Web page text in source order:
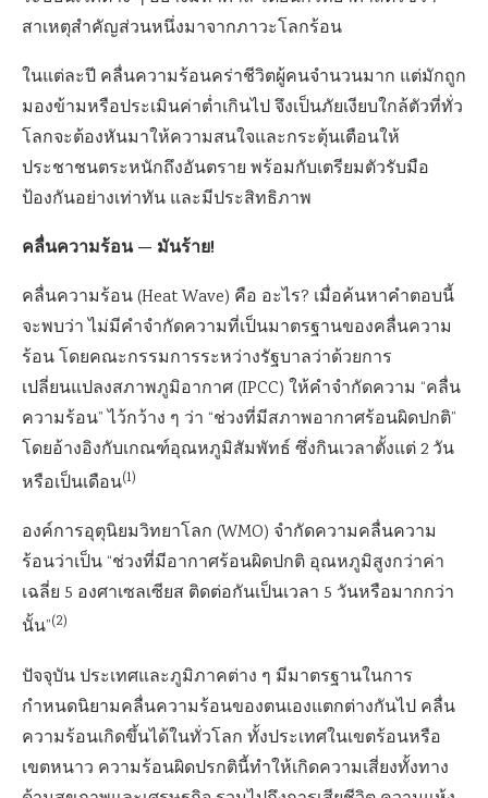
สาเหตุสำคัญส่วนหนึ่งมาจากภาวะโลกร้อน
ในแต่ละปี คลื่นความร้อนคร่าชีวิตผู้คนจำนวนมาก แต่มักถูก
มองข้ามหรือประเมินค่าต่ำเกินไป จึงเป็นภัยเงียบใกล้ตัวที่ทั่ว
โลกจะต้องหันมาให้ความสนใจและกระตุ้นเตือนให้
ประชาชนตระหนักถึงอันตราย พร้อมกับเตรียมตัวรับมือ
ป้องกันอย่างเท่าทัน และมีประสิทธิภาพ
คลื่นความร้อน — มันร้าย!
คลื่นความร้อน (Heat Wave) คือ อะไร? เมื่อค้นหาคำตอบนี้
จะพบว่า ไม่มีคำจำกัดความที่เป็นมาตรฐานของคลื่นความ
ร้อน โดยคณะกรรมการระหว่างรัฐบาลว่าด้วยการ
เปลี่ยนแปลงสภาพภูมิอากาศ (IPCC) ให้คำจำกัดความ “คลื่น
ความร้อน” ไว้กว้าง ๆ ว่า “ช่วงที่มีสภาพอากาศร้อนผิดปกติ”
โดยอ้างอิงกับเกณฑ์อุณหภูมิสัมพัทธ์ ซึ่งกินเวลาตั้งแต่ 2 วัน
หรือเป็นเดือน(1)
องค์การอุตุนิยมวิทยาโลก (WMO) จำกัดความคลื่นความ
ร้อนว่าเป็น “ช่วงที่มีอากาศร้อนผิดปกติ อุณหภูมิสูงกว่าค่า
เฉลี่ย 5 องศาเซลเซียส ติดต่อกันเป็นเวลา 5 วันหรือมากกว่า
นั้น”(2)
ปัจจุบัน ประเทศและภูมิภาคต่าง ๆ มีมาตรฐานในการ
กำหนดนิยามคลื่นความร้อนของตนเองแตกต่างกันไป คลื่น
ความร้อนเกิดขึ้นได้ในทั่วโลก ทั้งประเทศในเขตร้อนหรือ
เขตหนาว ความร้อนผิดปรกตินี้ทำให้เกิดความเสี่ยงทั้งทาง